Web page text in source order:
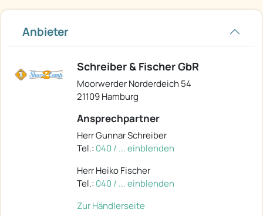
Anbieter
Schreiber & Fischer GbR
Moorwerder Norderdeich 54
21109 Hamburg
Ansprechpartner
Herr Gunnar Schreiber
Tel.: 040 / ... einblenden
Herr Heiko Fischer
Tel.: 040 / ... einblenden
Zur Händlerseite